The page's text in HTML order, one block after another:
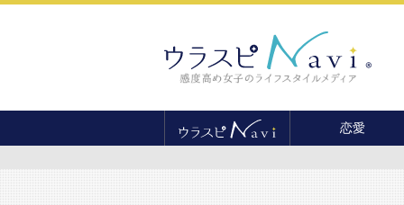
恋愛